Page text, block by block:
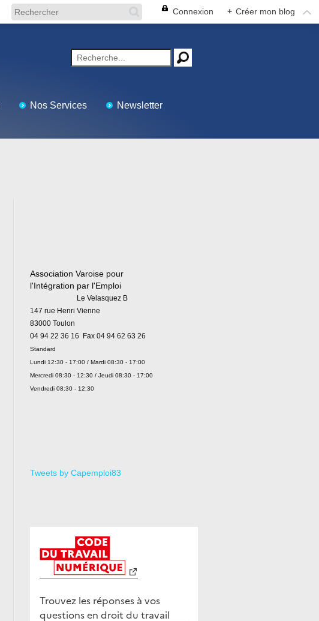
Connexion + Créer mon blog
Nos Services Newsletter
Association Varoise pour
l'Intégration par l'Emploi
Le Velasquez B
147 rue Henri Vienne
83000 Toulon
04 94 22 36 16 Fax 04 94 62 63 26
Standard
Lundi 12:30 - 17:00 / Mardi 08:30 - 17:00
Mercredi 08:30 - 12:30 / Jeudi 08:30 - 17:00
Vendredi 08:30 - 12:30
Tweets by Capemploi83